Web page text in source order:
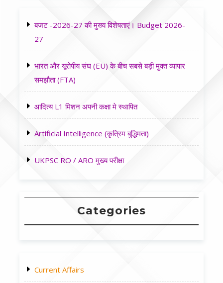
बजट -2026-27 की मुख्य विशेषताएं। Budget 2026-
27
भारत और यूरोपीय संघ (EU) के बीच सबसे बड़ी मुक्त व्यापार
समझौता (FTA)
आदित्य L1 मिशन अपनी कक्षा मे स्थापित
Artificial Intelligence (कृत्रिम बुद्धिमता)
UKPSC RO / ARO मुख्य परीक्षा
Categories
Current Affairs